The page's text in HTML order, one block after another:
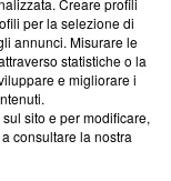
Frasca, 3 - 6900
Creare profili
per la selezione di
annunci. Misurare le
statistiche o la
e migliorare i
sito e per modificare,
consultare la nostra